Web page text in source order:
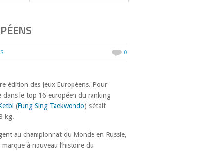
0
édition des Jeux Européens. Pour
dans le top 16 européen du ranking
(Fung Sing Taekwondo) s’était
kg.
au championnat du Monde en Russie,
à nouveau l’histoire du